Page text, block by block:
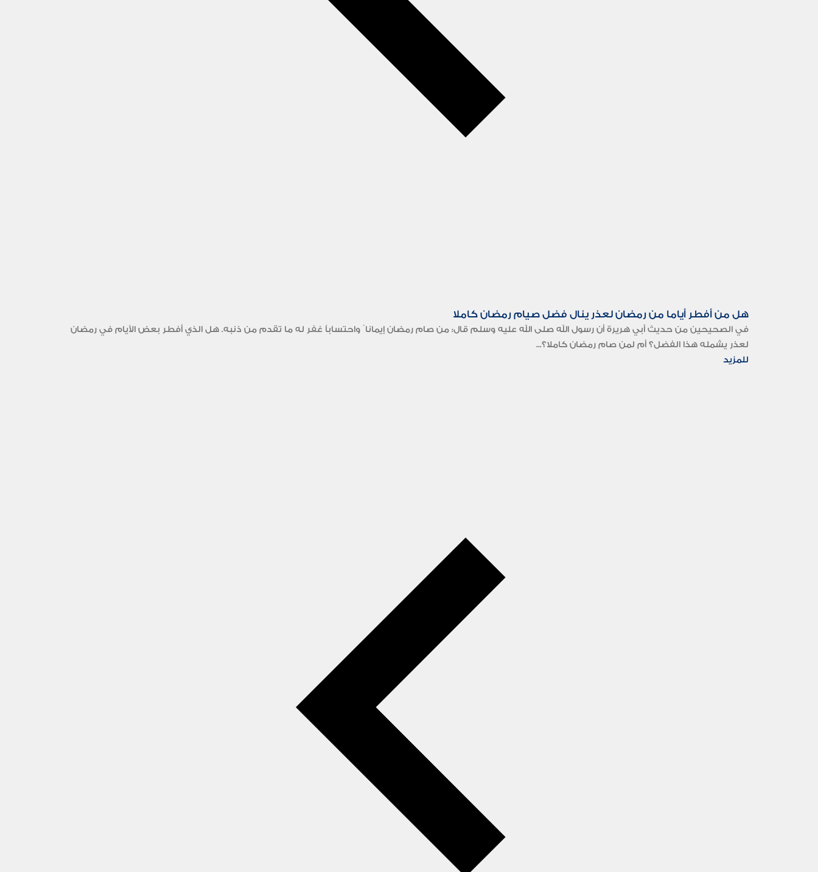
هل من أفطر أياما من رمضان لعذر ينال فضل صيام رمضان كاملا
في الصحيحين من حديث أبي هريرة أن رسول الله صلى الله عليه وسلم قال: من صام رمضان إيمانا ً واحتساباً غفر له ما تقدم من ذنبه. هل الذي أفطر بعض الأيام في رمضان
لعذر يشمله هذا الفضل؟ أم لمن صام رمضان كاملا؟...
للمزيد